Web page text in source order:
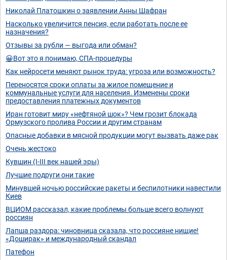
Николай Платошкин о заявлении Анны Шафран
Насколько увеличится пенсия, если работать после ее
назначения?
Отзывы за рубли — выгода или обман?
😀Вот это я понимаю, СПА-процедуры
Как нейросети меняют рынок труда: угроза или возможность?
Переносятся сроки оплаты за жилое помещение и
коммунальные услуги для населения. Изменены сроки
предоставления платежных документов
Иран готовит миру «нефтяной шок»? Чем грозит блокада
Ормузского пролива России и другим странам
Опасные добавки в мясной продукции могут вызвать даже рак
Очень жестоко
Кувшин (I-III век нашей эры)
Лучшие подруги они такие
Минувшей ночью российские ракеты и беспилотники навестили
Киев
ВЦИОМ рассказал, какие проблемы больше всего волнуют
россиян
Лапша раздора: чиновница сказала, что россияне нищие!
«Доширак» и международный скандал
Патефон